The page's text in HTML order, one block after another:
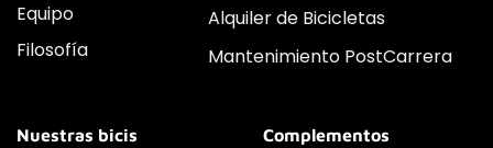
Equipo
Filosofía
Alquiler de Bicicletas
Mantenimiento PostCarrera
Nuestras bicis Complementos